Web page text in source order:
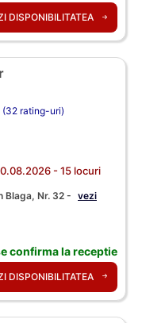
DISPONIBILITATEA
(32 rating-uri)
- 15 locuri
Blaga, Nr. 32 -
vezi
confirma la receptie
DISPONIBILITATEA